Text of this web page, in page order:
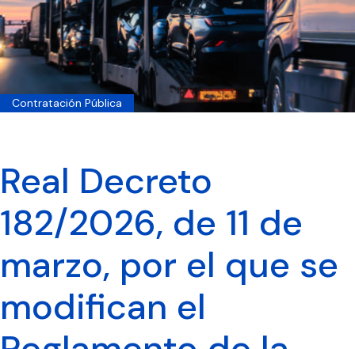
Contratación Pública
Real Decreto
182/2026, de 11 de
marzo, por el que se
modifican el